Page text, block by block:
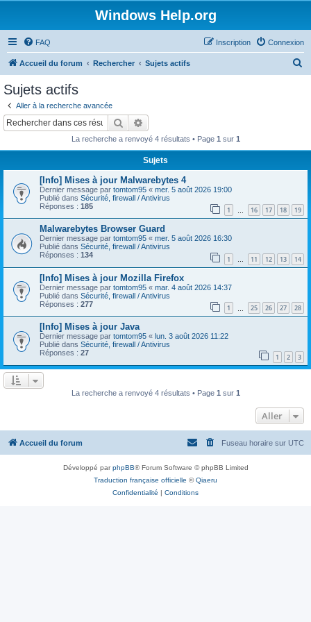
Windows Help.org
FAQ Connexion
Inscription
Accueil du forum Rechercher Sujets actifs
Sujets actifs
Aller à la recherche avancée
Rechercher
La recherche a renvoyé 4 résultats • Page 1 sur 1
Sujets
[Info] Mises à jour Malwarebytes 4
Dernier message par tomtom95 « mer. 5 août 2026 19:00
Publié dans Sécurité, firewall / Antivirus
Réponses : 185 1 16 17 18 19
Malwarebytes Browser Guard
Dernier message par tomtom95 « mer. 5 août 2026 16:30
Publié dans Sécurité, firewall / Antivirus
Réponses : 134 1 … 11 12 13 14
[Info] Mises à jour Mozilla Firefox
Dernier message par tomtom95 « mar. 4 août 2026 14:37
Publié dans Sécurité, firewall / Antivirus
Réponses : 277 1 25 26 27 28
[Info] Mises à jour Java
Dernier message par tomtom95 « lun. 3 août 2026 11:22
Publié dans Sécurité, firewall / Antivirus
Réponses : 27 1 2 3
La recherche a renvoyé 4 résultats • Page 1 sur 1
Aller
Accueil du forum Fuseau horaire sur UTC
Développé parphpBB® Forum Software © phpBB Limited
Traduction française officielle ©Qiaeru
Confidentialité | Conditions